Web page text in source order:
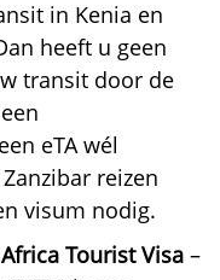
in Kenia en
heeft u geen
transit door de
eTA wél
reizen
visum nodig.
Tourist Visa –